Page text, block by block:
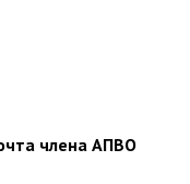
члена АПВО